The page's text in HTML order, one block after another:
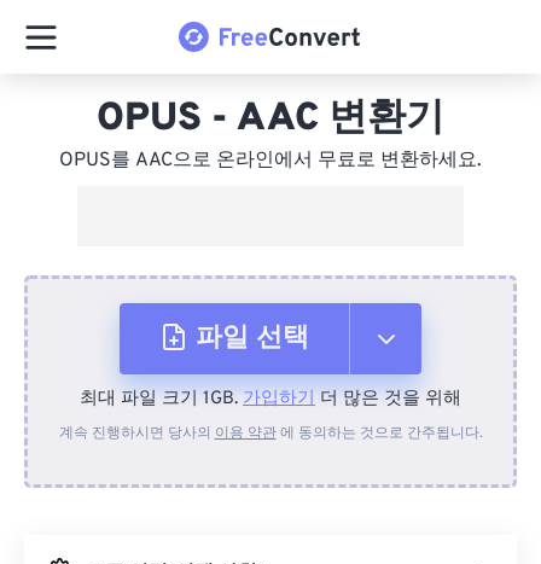
OPUS - AAC 변환기
OPUS를 AAC으로 온라인에서 무료로 변환하세요.
파일 선택
장치에서
최대 파일 크기 1GB. 가입하기 더 많은 것을 위해
계속 진행하시면 당사의 이용 약관에 동의하는 것으로 간주됩니다.